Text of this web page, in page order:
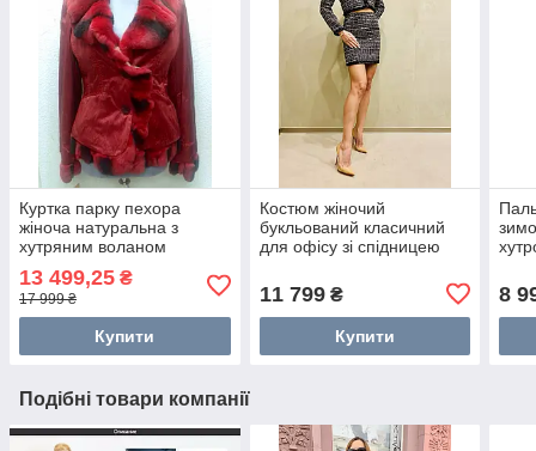
Куртка парку пехора
жіноча натуральна з
хутряним воланом
13 499,25 ₴
17 999 ₴
Купити
Костюм жіночий
букльований класичний
для офісу зі спідницею
11 799₴
Купити
8
Подібні товари компанії